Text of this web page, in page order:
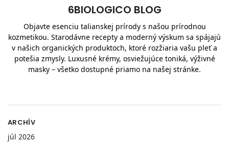
6BIOLOGICO BLOG
Objavte esenciu talianskej prírody s našou prírodnou
kozmetikou. Starodávne recepty a moderný výskum sa spájajú
v našich organických produktoch, ktoré rozžiaria vašu pleť a
potešia zmysly. Luxusné krémy, osviežujúce toniká, výživné
masky – všetko dostupné priamo na našej stránke.
ARCHÍV
júl 2026